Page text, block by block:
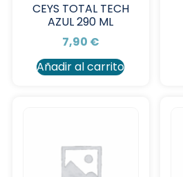
CEYS TOTAL TECH
AZUL 290 ML
7,90 €
Añadir al carrito